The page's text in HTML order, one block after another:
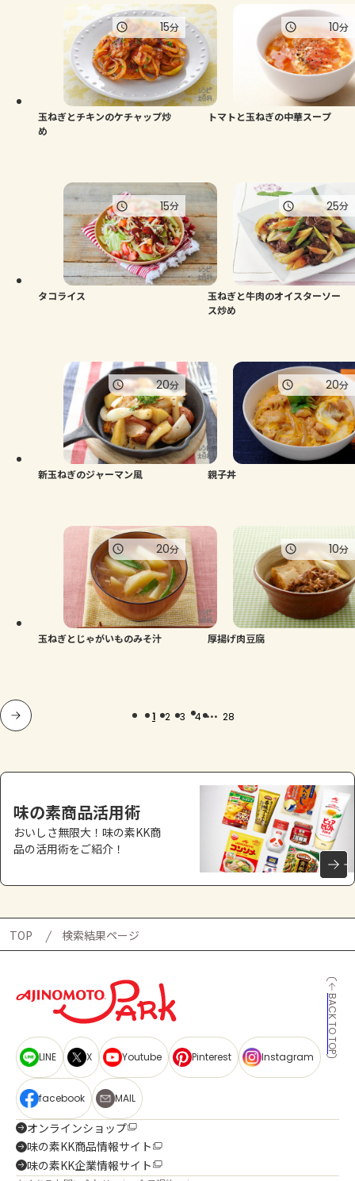
玉ねぎとチキンのケチャップ炒
め
15分
トマトと玉ねぎの中華スープ
10分
タコライス
15分
玉ねぎと牛肉のオイスターソー
ス炒め
25分
新玉ねぎのジャーマン風
20分
親子丼
20分
玉ねぎとじゃがいものみそ汁
20分
厚揚げ肉豆腐
10分
1 2 3 4 ... 28
味の素商品活用術
おいしさ無限大！味の素KK商
品の活用術をご紹介！
TOP 検索結果ページ
BACK TO TOP
LINE X Youtube Pinterest Instagram
facebook MAIL
オンラインショップ
味の素KK商品情報サイト
味の素KK企業情報サイト